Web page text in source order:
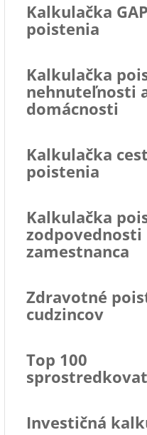
Kalkulačka GAP
poistenia
Kalkulačka
nehnuteľnosti
domácnosti
Kalkulačka
poistenia
Kalkulačka
zodpovednosti
zamestnanca
Zdravotné
cudzincov
Top 100
Investičná